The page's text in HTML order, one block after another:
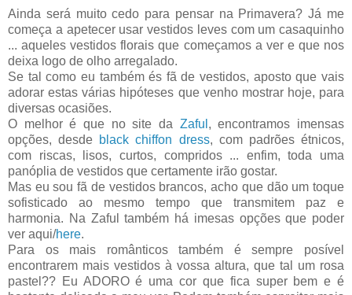
Ainda será muito cedo para pensar na Primavera? Já me
começa a apetecer usar vestidos leves com um casaquinho
... aqueles vestidos florais que começamos a ver e que nos
deixa logo de olho arregalado.
Se tal como eu também és fã de vestidos, aposto que vais
adorar estas várias hipóteses que venho mostrar hoje, para
diversas ocasiões.
O melhor é que no site da Zaful , encontramos imensas
opções, desde black chiffon dress, com padrões étnicos,
com riscas, lisos, curtos, compridos ... enfim, toda uma
panóplia de vestidos que certamente irão gostar.
Mas eu sou fã de vestidos brancos, acho que dão um toque
sofisticado ao mesmo tempo que transmitem paz e
harmonia. Na Zaful também há imesas opções que poder
ver aqui/here.
Para os mais românticos também é sempre posível
encontrarem mais vestidos à vossa altura, que tal um rosa
pastel?? Eu ADORO é uma cor que fica super bem e é